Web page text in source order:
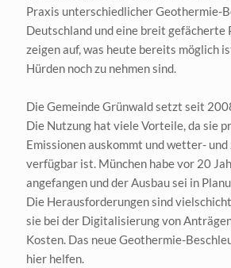
Praxis unterschiedlicher Geothermie-
Deutschland und eine breit gefächerte
zeigen auf, was heute bereits möglich
Hürden noch zu nehmen sind.
Die Gemeinde Grünwald setzt seit
Die Nutzung hat viele Vorteile, da sie
Emissionen auskommt und wetter-
verfügbar ist. München habe vor 20
angefangen und der Ausbau sei in
Die Herausforderungen sind
sie bei der Digitalisierung von
Kosten. Das neue Geothermie-
hier helfen.